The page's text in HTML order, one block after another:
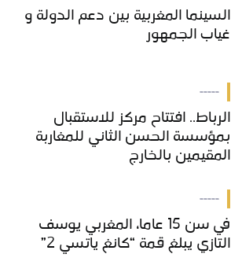
السينما المغربية بين دعم الدولة و
غياب الجمهور
-----
الرباط.. افتتاح مركز للاستقبال
بمؤسسة الحسن الثاني للمغاربة
المقيمين بالخارج
-----
في سن 15 عاما، المغربي يوسف
التازي يبلغ قمة “كانغ ياتسي 2”